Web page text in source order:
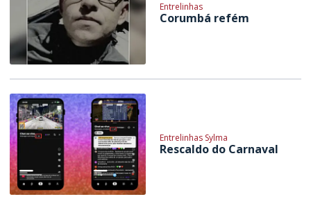
Entrelinhas
Corumbá refém
Entrelinhas Sylma
Rescaldo do Carnaval